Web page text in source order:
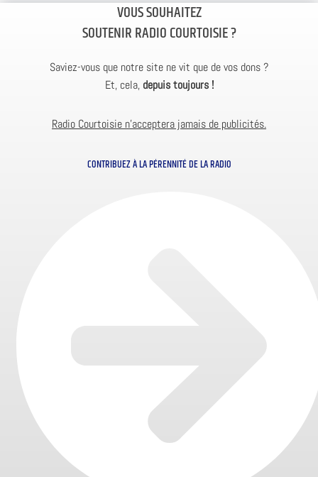
VOUS SOUHAITEZ
SOUTENIR RADIO COURTOISIE ?
Saviez-vous que notre site ne vit que de vos dons ?
Et, cela, depuis toujours !
Radio Courtoisie n’acceptera jamais de publicités.
CONTRIBUEZ À LA PÉRENNITÉ DE LA RADIO